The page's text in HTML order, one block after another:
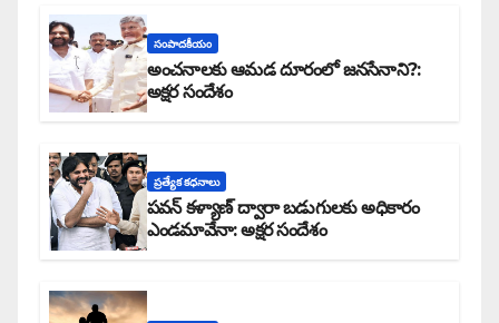
సంపాదకీయం
అంచనాలకు ఆమడ దూరంలో జనసేనాని?:
అక్షర సందేశం
ప్రత్యేక కధనాలు
పవన్ కళ్యాణ్ ద్వారా బడుగులకు అధికారం
ఎండమావేనా: అక్షర సందేశం